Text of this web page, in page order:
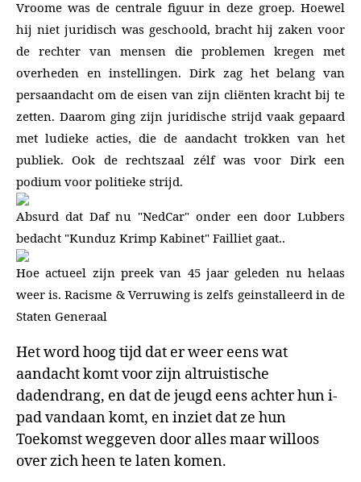
Vroome was de centrale figuur in deze groep. Hoewel
hij niet juridisch was geschoold, bracht hij zaken voor
de rechter van mensen die problemen kregen met
overheden en instellingen. Dirk zag het belang van
persaandacht om de eisen van zijn cliënten kracht bij te
zetten. Daarom ging zijn juridische strijd vaak gepaard
met ludieke acties, die de aandacht trokken van het
publiek. Ook de rechtszaal zélf was voor Dirk een
podium voor politieke strijd.
Absurd dat Daf nu "NedCar" onder een door Lubbers
bedacht "Kunduz Krimp Kabinet" Failliet gaat..
Hoe actueel zijn preek van 45 jaar geleden nu helaas
weer is. Racisme & Verruwing is zelfs geinstalleerd in de
Staten Generaal
Het word hoog tijd dat er weer eens wat
aandacht komt voor zijn altruistische
dadendrang, en dat de jeugd eens achter hun i-
pad vandaan komt, en inziet dat ze hun
Toekomst weggeven door alles maar willoos
over zich heen te laten komen.